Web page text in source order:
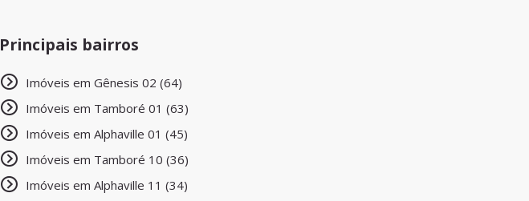
Principais bairros
Imóveis em Gênesis 02 (64)
Imóveis em Tamboré 01 (63)
Imóveis em Alphaville 01 (45)
Imóveis em Tamboré 10 (36)
Imóveis em Alphaville 11 (34)